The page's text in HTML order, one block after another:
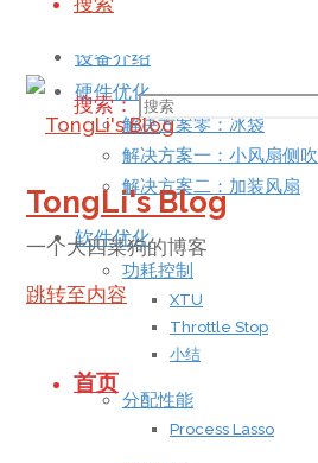
搜索：
TongLi's Blog
一个大四菜狗的博客
跳转至内容
首页
设备介绍
硬件优化
解决方案零：冰袋
解决方案一：小风扇侧吹
解决方案二：加装风扇
软件优化
功耗控制
XTU
Throttle Stop
小结
分配性能
Process Lasso